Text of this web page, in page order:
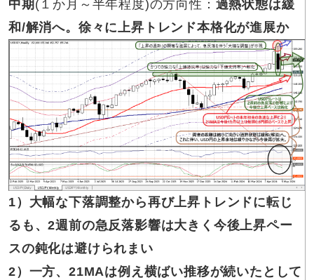
中期 (１か月～半年程度)の方向性： 過熱状態は緩
和/解消へ。徐々に上昇トレンド本格化が進展か
1）大幅な下落調整から再び上昇トレンドに転じ
るも、2週前の急反落影響は大きく今後上昇ペー
スの鈍化は避けられまい
2）一方、21MAは例え横ばい推移が続いたとして